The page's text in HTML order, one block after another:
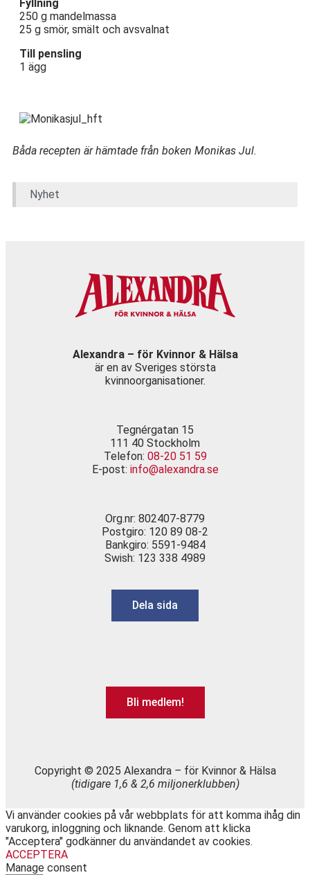
Fyllning
250 g mandelmassa
25 g smör, smält och avsvalnat
Till pensling
1 ägg
Båda recepten är hämtade från boken Monikas Jul.
Nyhet
Alexandra – för Kvinnor & Hälsa
är en av Sveriges största
kvinnoorganisationer.
Tegnérgatan 15
111 40 Stockholm
Telefon: 08-20 51 59
E-post: info@alexandra.se
Org.nr: 802407-8779
Postgiro: 120 89 08-2
Bankgiro: 5591-9484
Swish: 123 338 4989
Dela sida
Bli medlem!
Copyright © 2025 Alexandra – för Kvinnor & Hälsa
(tidigare 1,6 & 2,6 miljonerklubben)
Vi använder cookies på vår webbplats för att komma ihåg din
varukorg, inloggning och liknande. Genom att klicka
"Acceptera" godkänner du användandet av cookies.
ACCEPTERA
Manage consent